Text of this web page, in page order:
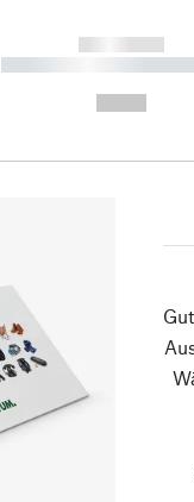
------------
----------- -----------